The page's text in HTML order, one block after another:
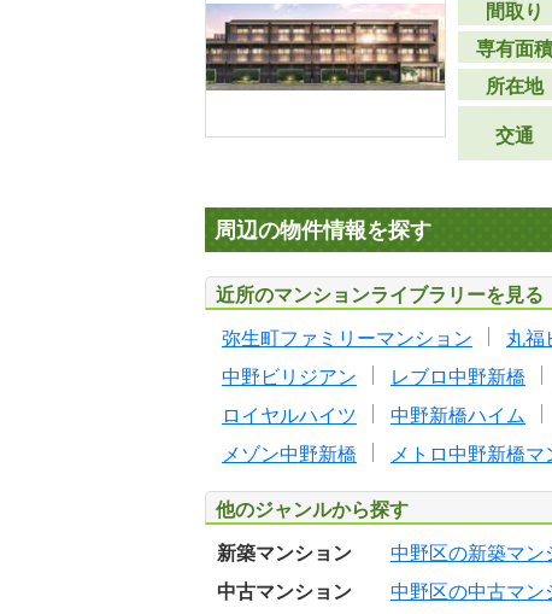
間取り
専有面積
所在地
交通
周辺の物件情報を探す
近所のマンションライブラリーを見る
弥生町ファミリーマンション 丸福
中野ビリジアン
レブロ中野新橋
ロイヤルハイツ
中野新橋ハイム
メゾン中野新橋
メトロ中野新橋マ
他のジャンルから探す
新築マンション 中野区の新築マン
中古マンション
中野区の中古マン